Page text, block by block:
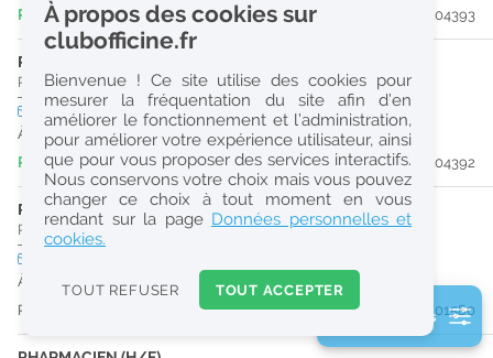
Réinitialiser
2
0
k
Consulter les offres de la France d'outre-mer
Publiée il y a 6 heure(s)
#204393
PRÉPARATEUR EN PHARMACIE (H/F)
Pharmacie d'Officine|73310Chindrieux
temps plein
À partir du 28/09/26
Publiée il y a 6 heure(s)
#204392
PHARMACIEN (H/F)
Pharmacie d'Officine 74150 Vallières-Sur-Fier
À partir du 05/09/26
Publiée il y a 40 jour(s)
#201580
2 filtre(s) actifs
À propos des cookies sur
clubofficine.fr
Bienvenue ! Ce site utilise des cookies pour
mesurer la fréquentation du site afin d’en
améliorer le fonctionnement et l’administration,
pour améliorer votre expérience utilisateur, ainsi
que pour vous proposer des services interactifs.
Nous conservons votre choix mais vous pouvez
changer ce choix à tout moment en vous
rendant sur la page Données personnelles et
cookies.
TOUT REFUSER TOUT ACCEPTER